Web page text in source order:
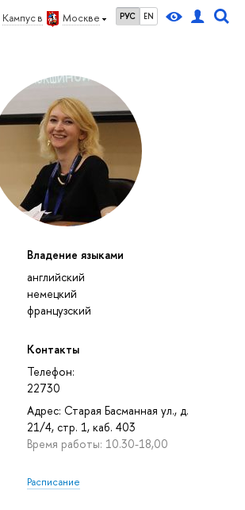
Кампус в Москве РУС EN
Владение языками
английский
немецкий
французский
Контакты
Телефон:
22730
Адрес: Старая Басманная ул., д.
21/4, стр. 1, каб. 403
Время работы: 10.30-18,00
Расписание